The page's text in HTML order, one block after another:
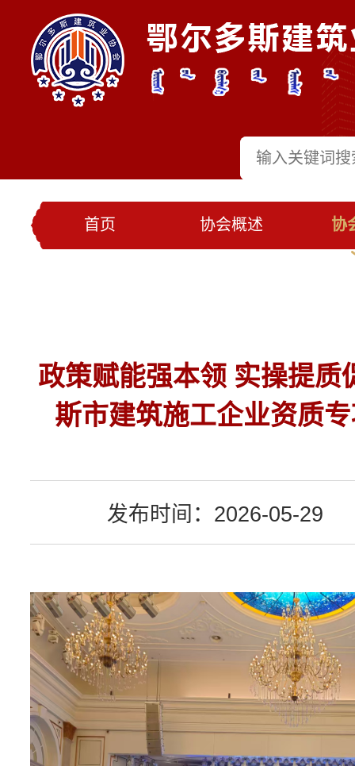
首页 协会概述 协
政策赋能强本领 实操提
斯市建筑施工企业资质
发布时间：2026-05-29